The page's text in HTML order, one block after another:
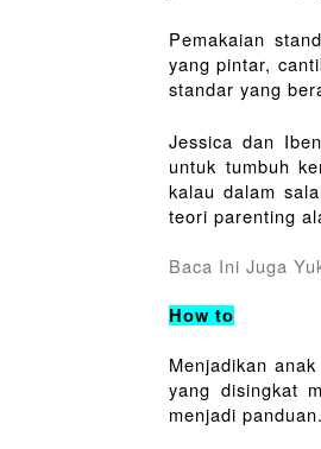
Pemakaian
yang pintar,
standar yang
Jessica dan
untuk tumbuh
kalau dalam
teori parenting
Baca Ini Juga
How to
Menjadikan
yang disingkat
menjadi panduan.